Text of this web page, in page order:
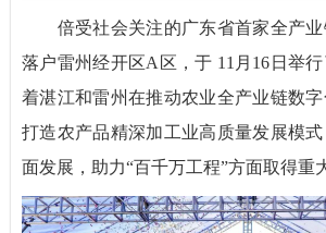
倍受社会关注的广东省首家全产业
落户雷州经开区A区，于 11月16日举
着湛江和雷州在推动农业全产业链数字
打造农产品精深加工业高质量发展模
面发展，助力“百千万工程”方面取得重